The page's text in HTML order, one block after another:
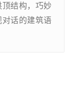
结构，巧妙
话的建筑语